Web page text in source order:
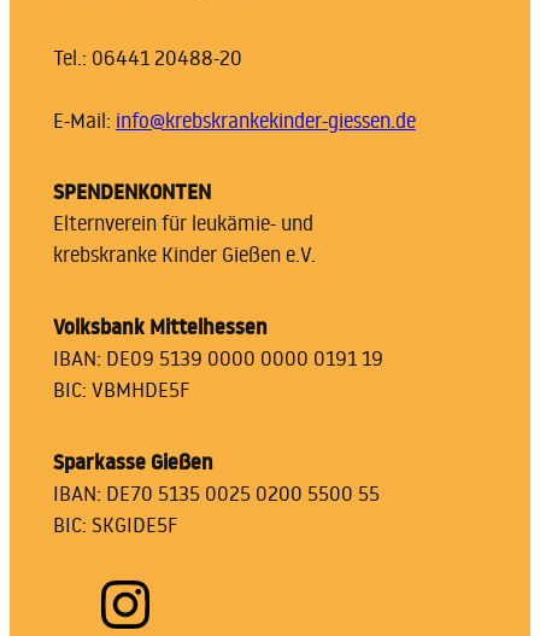
Tel.: 06441 20488-20
E-Mail: info@krebskrankekinder-giessen.de
SPENDENKONTEN
Elternverein für leukämie- und
krebskranke Kinder Gießen e.V.
Volksbank Mittelhessen
IBAN: DE09 5139 0000 0000 0191 19
BIC: VBMHDE5F
Sparkasse Gießen
IBAN: DE70 5135 0025 0200 5500 55
BIC: SKGIDE5F